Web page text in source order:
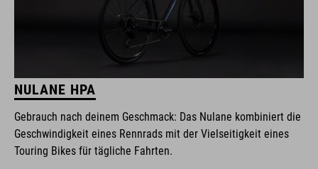
NULANE HPA
Gebrauch nach deinem Geschmack: Das Nulane kombiniert die
Geschwindigkeit eines Rennrads mit der Vielseitigkeit eines
Touring Bikes für tägliche Fahrten.